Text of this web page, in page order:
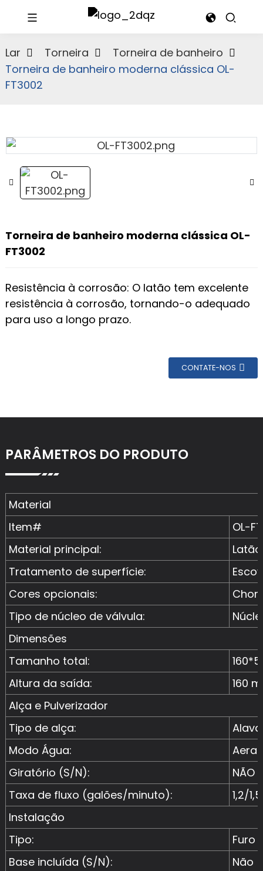
Lar Torneira
Torneira de banheiro
Torneira de banheiro moderna clássica OL-
FT3002
Torneira de banheiro moderna clássica OL-
FT3002
Resistência à corrosão: O latão tem excelente
resistência à corrosão, tornando-o adequado
para uso a longo prazo.
CONTATE-NOS
PARÂMETROS DO PRODUTO
Material
Item#
OL-
Material principal:
Latão
Tratamento de superfície:
Cores opcionais:
Tipo de núcleo de válvula:
Dimensões
Tamanho total:
Altura da saída:
160
Alça e Pulverizador
Tipo de alça:
Modo Água:
Giratório (S/N):
NÃO
Taxa de fluxo (galões/minuto):
1,2/
Instalação
Tipo:
Furo
Base incluída (S/N):
Não